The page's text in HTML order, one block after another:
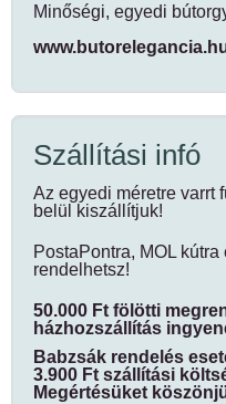
Minőségi, egyedi
Szállítási infó
Az egyedi méretre varrt
belül kiszállítjuk!
PostaPontra, MOL
rendelhetsz!
50.000 Ft fölötti
házhozszállítás
Babzsák rendelés
3.900 Ft szállítási
Megértésüket